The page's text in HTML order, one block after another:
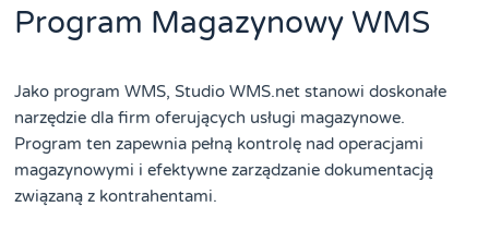
Program Magazynowy WMS
Jako program WMS, Studio WMS.net stanowi doskonałe
narzędzie dla firm oferujących usługi magazynowe.
Program ten zapewnia pełną kontrolę nad operacjami
magazynowymi i efektywne zarządzanie dokumentacją
związaną z kontrahentami.